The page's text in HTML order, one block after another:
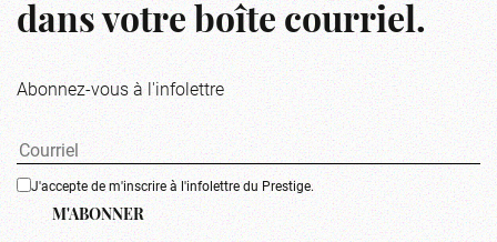
dans votre boîte courriel.
Abonnez-vous à l'infolettre
J'accepte de m'inscrire à l'infolettre du Prestige.
M'ABONNER